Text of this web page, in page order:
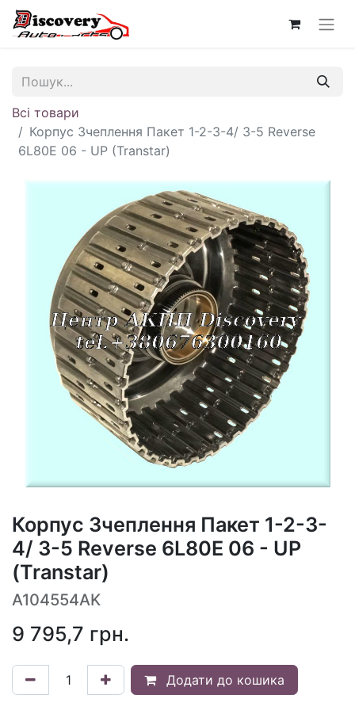
Всі товари
Корпус Зчеплення Пакет 1-2-3-4/ 3-5 Reverse
6L80E 06 - UP (Transtar)
Корпус Зчеплення Пакет 1-2-3-
4/ 3-5 Reverse 6L80E 06 - UP
(Transtar)
A104554AK
9 795,7 грн.
Додати до кошика